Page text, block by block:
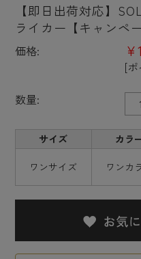
【即日出荷対応】
ライカー【キャンペ
価格:
[
数量:
サイズ カラ
ワンサイズ ワンカ